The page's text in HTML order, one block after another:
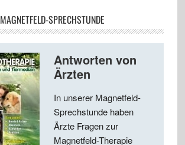
MAGNETFELD-SPRECHSTUNDE
Antworten von
Ärzten
In unserer Magnetfeld-
Sprechstunde haben
Ärzte Fragen zur
Magnetfeld-Therapie